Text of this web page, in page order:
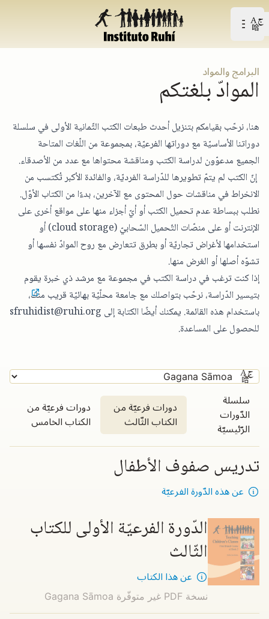
افتح القائمة الرّئيسيّة
Open user menu
البرامج والمواد
الموادّ بلغتكم
هنا، نرحّب بقيامكم بتنزيل أحدث طبعات الكتب الثّمانية الأولى في سلسلة
دوراتنا الأساسيّة مع دوراتها الفرعيّة، بمجموعة من اللّغات المتاحة
الجميع مدعوّون لدراسة الكتب ومناقشة محتواها مع عدد من الأصدقاء.
إنّ الكتب لم يتمّ تطويرها للدّراسة الفرديّة، والفائدة الأكبر تُكتسب من
الانخراط في مناقشات حول المحتوى مع الآخرين، بدءًا من الكتاب الأوّل.
نطلب ببساطة عدم تحميل الكتب أو أيّ أجزاء منها على مواقع أخرى على
الإنترنت أو على منصّات التّحميل السّحابيّ (cloud storage) أو
استخدامها لأغراض تجاريّة أو بطرق تتعارض مع روح الموادّ نفسها أو
تشوّه أصلها أو الغرض منها.
إذا كنت ترغب في دراسة الكتب في مجموعة مع مرشد ذي خبرة يقوم
بتيسير الدّراسة،نرحّب بتواصلك مع جامعة محلّيّة بهائيّة قريب منك،
باستخدام هذه القائمة. يمكنك أيضًا الكتابة إلى sfruhidist@ruhi.org
للحصول على المساعدة.
سلسلة
الدّورات
الرّئيسيّة
دورات فرعيّة من
الكتاب الثّالث
دورات فرعيّة من
الكتاب الخامس
تدريس صفوف الأطفال
عن هذه الدّورة الفرعيّة
الدّورة الفرعيّة الأولى للكتاب
الثّالث
عن هذا الكتاب
نسخة PDF غير متوفّرة Gagana Sāmoa